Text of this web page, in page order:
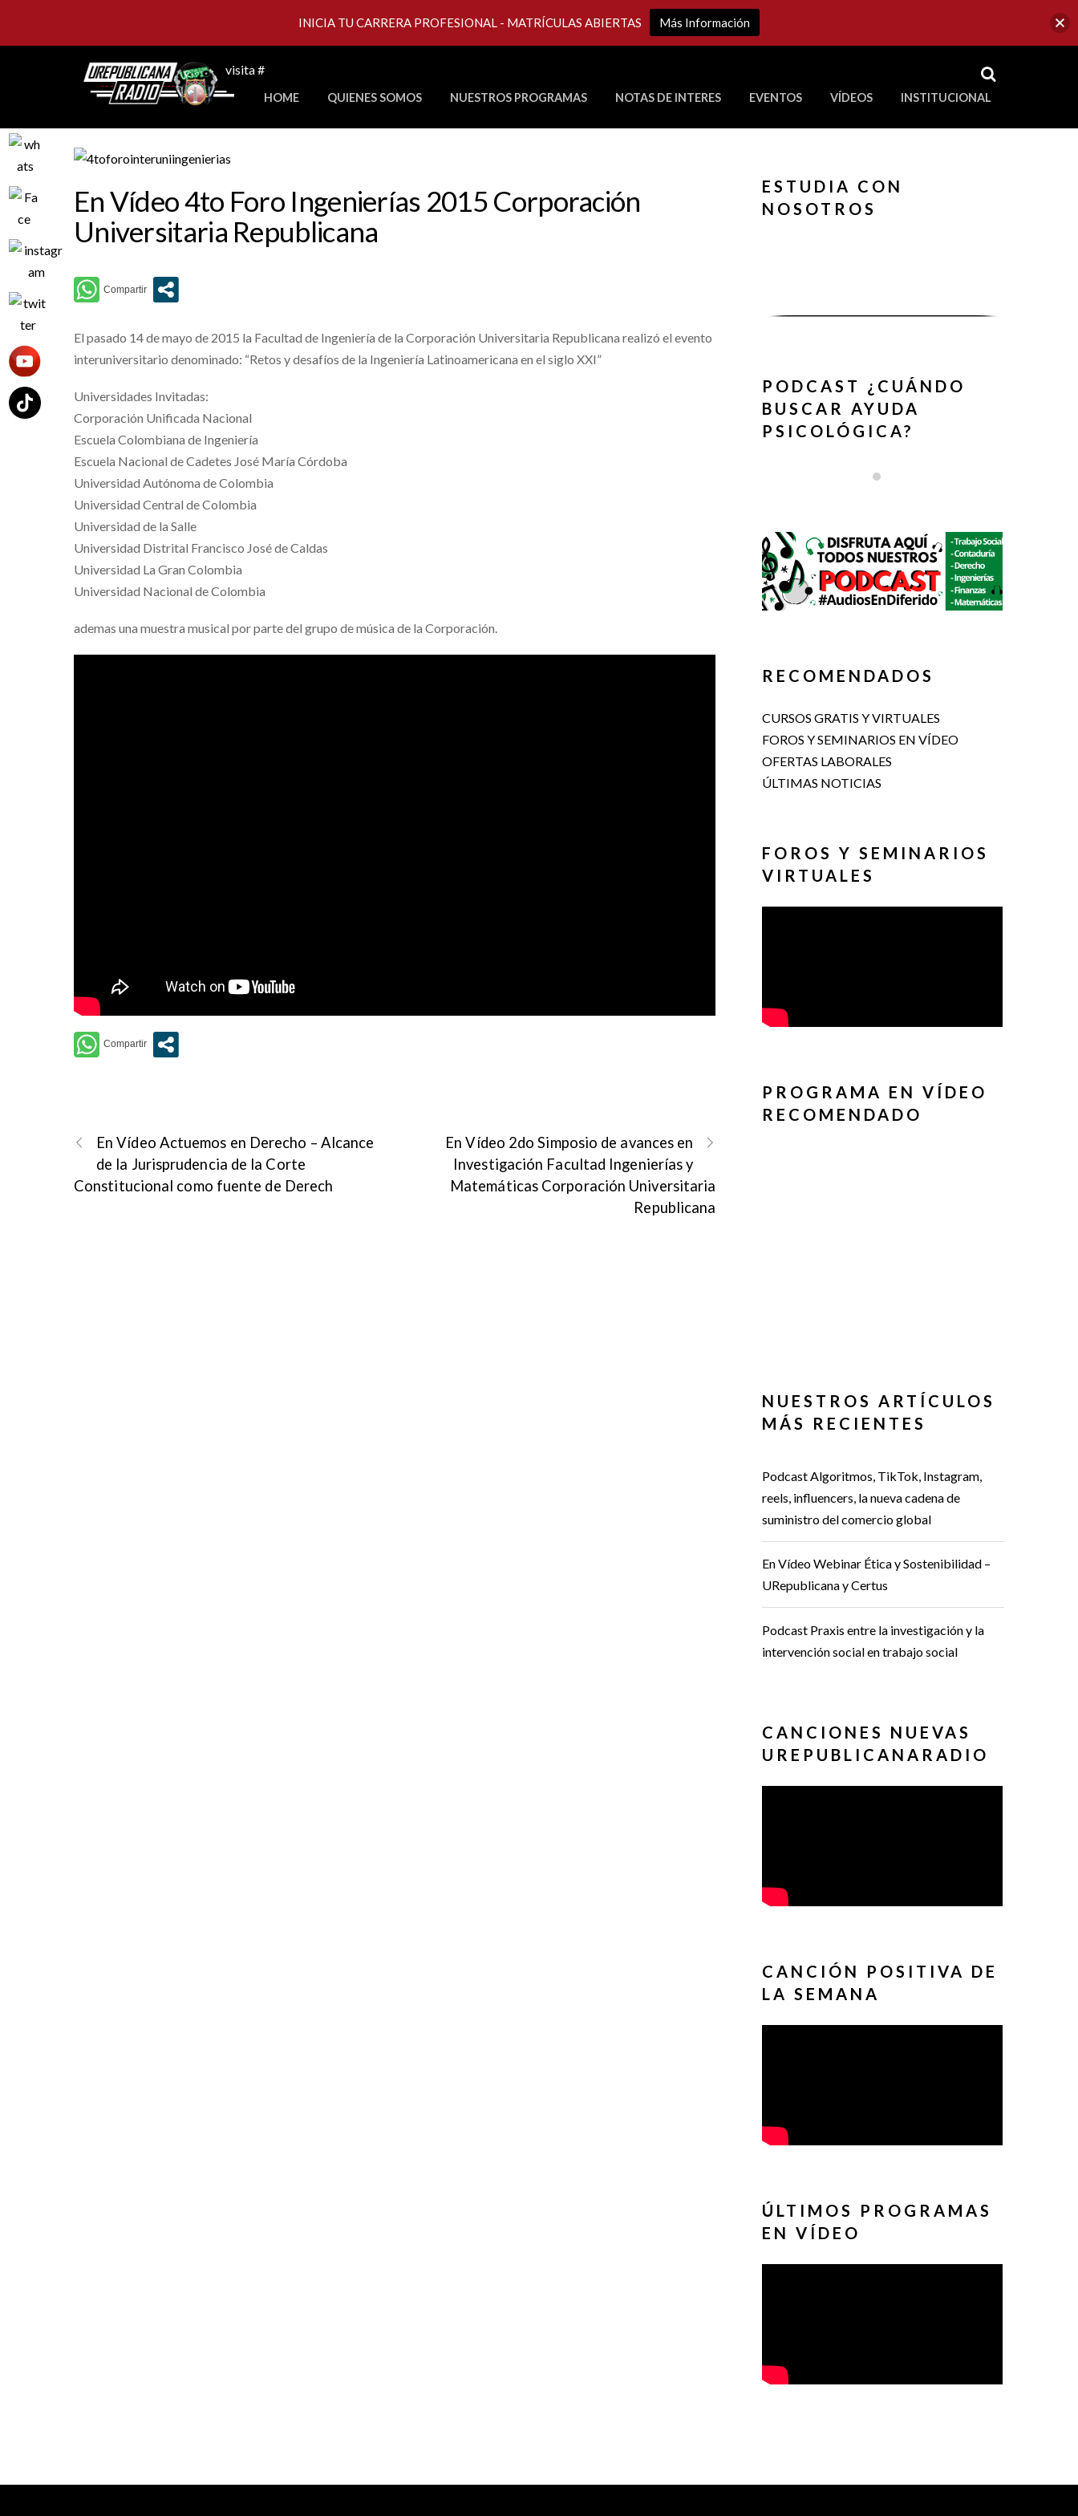
visita # RSS
HOME QUIENES SOMOS NUESTROS PROGRAMAS NOTAS DE INTERES EVENTOS VÍDEOS INSTITUCIONAL
En Vídeo 4to Foro Ingenierías 2015 Corporación
Universitaria Republicana
El pasado 14 de mayo de 2015 la Facultad de Ingeniería de la Corporación Universitaria Republicana realizó el evento
interuniversitario denominado: “Retos y desafíos de la Ingeniería Latinoamericana en el siglo XXI”
Universidades Invitadas:
Corporación Unificada Nacional
Escuela Colombiana de Ingeniería
Escuela Nacional de Cadetes José María Córdoba
Universidad Autónoma de Colombia
Universidad Central de Colombia
Universidad de la Salle
Universidad Distrital Francisco José de Caldas
Universidad La Gran Colombia
Universidad Nacional de Colombia
ademas una muestra musical por parte del grupo de música de la Corporación.
En Vídeo Actuemos en Derecho – Alcance
de la Jurisprudencia de la Corte
Constitucional como fuente de Derech
En Vídeo 2do Simposio de avances en
Investigación Facultad Ingenierías y
Matemáticas Corporación Universitaria
Republicana
ESTUDIA CON
NOSOTROS
PODCAST ¿CUÁNDO
BUSCAR AYUDA
PSICOLÓGICA?
RECOMENDADOS
CURSOS GRATIS Y VIRTUALES
FOROS Y SEMINARIOS EN VÍDEO
OFERTAS LABORALES
ÚLTIMAS NOTICIAS
FOROS Y SEMINARIOS
VIRTUALES
PROGRAMA EN VÍDEO
RECOMENDADO
NUESTROS ARTÍCULOS
MÁS RECIENTES
Podcast Algoritmos, TikTok, Instagram,
reels, influencers, la nueva cadena de
suministro del comercio global
En Vídeo Webinar Ética y Sostenibilidad –
URepublicana y Certus
Podcast Praxis entre la investigación y la
intervención social en trabajo social
CANCIONES NUEVAS
UREPUBLICANARADIO
CANCIÓN POSITIVA DE
LA SEMANA
ÚLTIMOS PROGRAMAS
EN VÍDEO
INICIA TU CARRERA PROFESIONAL - MATRÍCULAS ABIERTAS Más Información